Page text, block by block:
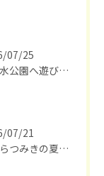
07/25
五色親水公園へ遊びに来ました🌻🌞
07/21
本日からつみきの夏休みがスタートしました🌞